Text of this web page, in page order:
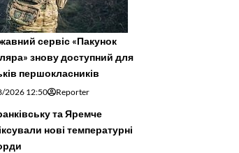
сервіс «Пакунок
знову доступний для
першокласників
2026 12:50 Reporter
та Яремче
нові температурні